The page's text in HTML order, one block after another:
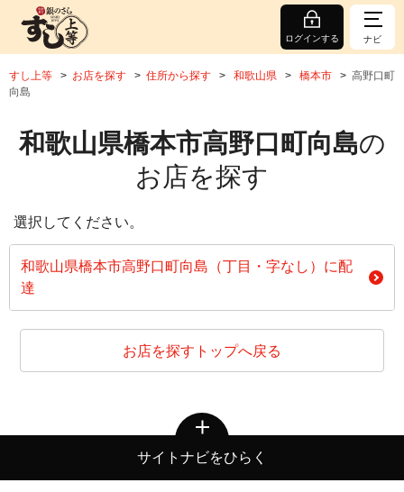
ログインする ナビ
すし上等 お店を探す 住所から探す 和歌山県 橋本市
高野口町
向島
和歌山県橋本市高野口町向島の
お店を探す
選択してください。
和歌山県橋本市高野口町向島（丁目・字なし）に配
達
お店を探すトップへ戻る
サイトナビをひらく